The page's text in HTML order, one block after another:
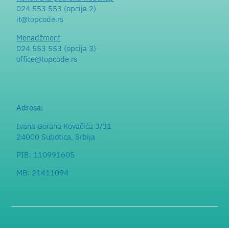
024 553 553 (opcija 2)
it@topcode.rs
Menadžment
024 553 553 (opcija 3)
office@topcode.rs
Adresa:
Ivana Gorana Kovačića 3/31
24000 Subotica, Srbija
PIB: 110991605
MB: 21411094